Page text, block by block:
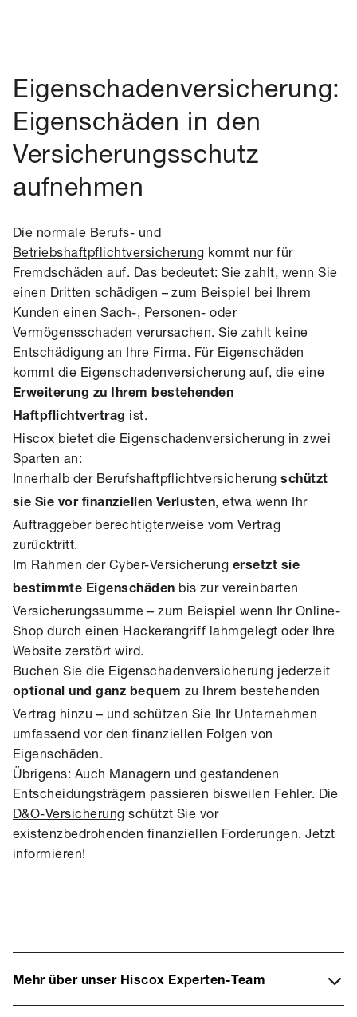
Eigenschadenversicherung:
Eigenschäden in den
Versicherungsschutz
aufnehmen
Die normale Berufs- und
Betriebshaftpflichtversicherung kommt nur für
Fremdschäden auf. Das bedeutet: Sie zahlt, wenn Sie
einen Dritten schädigen – zum Beispiel bei Ihrem
Kunden einen Sach-, Personen- oder
Vermögensschaden verursachen. Sie zahlt keine
Entschädigung an Ihre Firma. Für Eigenschäden
kommt die Eigenschadenversicherung auf, die eine
Erweiterung zu Ihrem bestehenden
Haftpflichtvertrag ist.
Hiscox bietet die Eigenschadenversicherung in zwei
Sparten an:
Innerhalb der Berufshaftpflichtversicherung schützt
sie Sie vor finanziellen Verlusten, etwa wenn Ihr
Auftraggeber berechtigterweise vom Vertrag
zurücktritt.
Im Rahmen der Cyber-Versicherung ersetzt sie
bestimmte Eigenschäden bis zur vereinbarten
Versicherungssumme – zum Beispiel wenn Ihr Online-
Shop durch einen Hackerangriff lahmgelegt oder Ihre
Website zerstört wird.
Buchen Sie die Eigenschadenversicherung jederzeit
optional und ganz bequem zu Ihrem bestehenden
Vertrag hinzu – und schützen Sie Ihr Unternehmen
umfassend vor den finanziellen Folgen von
Eigenschäden.
Übrigens: Auch Managern und gestandenen
Entscheidungsträgern passieren bisweilen Fehler. Die
D&O-Versicherung schützt Sie vor
existenzbedrohenden finanziellen Forderungen. Jetzt
informieren!
Mehr über unser Hiscox Experten-Team